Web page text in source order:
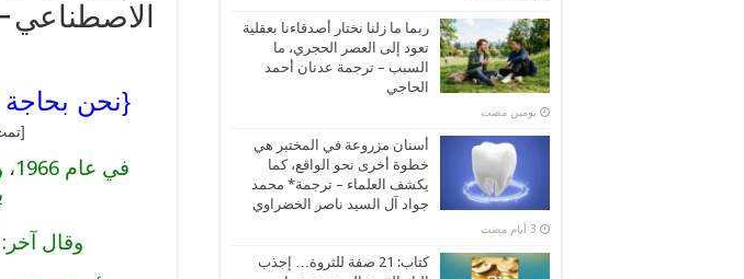
الاصطناعي
{نحن بحاجة
وقال
ربما ما زلنا نختار أصدقاءنا بعقلية
تعود إلى العصر الحجري، ما
السبب – ترجمة عدنان أحمد
الحاجي
‏يومين مضت
أسنان مزروعة في المختبر هي
خطوة أخرى نحو الواقع، كما
يكشف العلماء – ترجمة* محمد
جواد آل السيد ناصر الخضراوي
كتاب: 21 صفة للثروة… إجذب